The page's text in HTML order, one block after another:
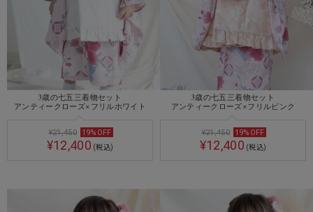
3歳の七五三着物セット
アンティークローズ×フリルホワイト
¥21,450 19% OFF
¥12,400 (税込)
3歳の七五三着物セット
アンティークローズ×フリルピンク
¥21,450 19% OFF
¥12,400 (税込)